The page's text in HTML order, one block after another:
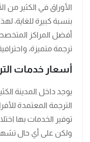
الأوراق في الكثير من
بنسبة كبيرة للغاية،
أفضل المراكز
ترجمة متميزة،
أسعار خدمات
يوجد داخل المدينة
الترجمة المعتمدة
توفير الخدمات بها
ولكن على أي حال تشهد